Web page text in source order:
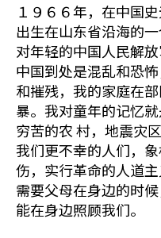
１９６６年，在中国
出生在山东省沿海的
对年轻的中国人民解
中国到处是混乱和恐
和摧残，我的家庭在
暴。我对童年的记忆
穷苦的农 村，地震灾
我们更不幸的人们，
伤，实行革命的人道
需要父母在身边的时
能在身边照顾我们。